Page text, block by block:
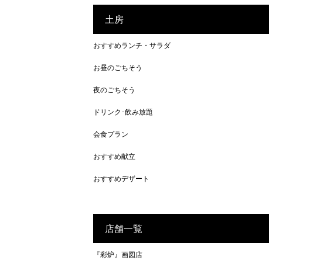
土房
おすすめランチ・サラダ
お昼のごちそう
夜のごちそう
ドリンク･飲み放題
会食プラン
おすすめ献立
おすすめデザート
店舗一覧
『彩炉』画図店